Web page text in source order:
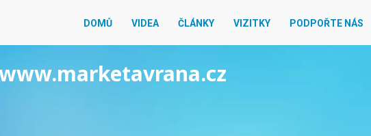
DOMŮ VIDEA ČLÁNKY VIZITKY PODPOŘTE NÁS